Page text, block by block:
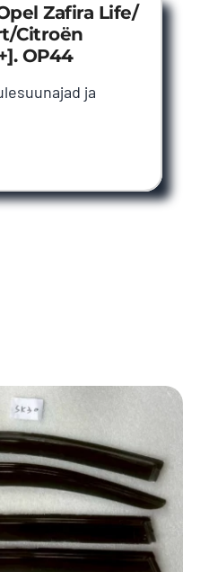
Zafira Life/
Citroën
OP44
ja